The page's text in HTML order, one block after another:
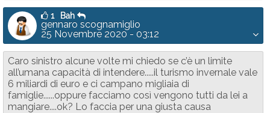
1 Bah
gennaro scognamiglio
25 Novembre 2020 - 03:12
Caro sinistro alcune volte mi chiedo se c’è un limite
all’umana capacità di intendere.....il turismo invernale vale
6 miliardi di euro e ci campano migliaia di
famiglie......oppure facciamo così vengono tutti da lei a
mangiare....ok? Lo faccia per una giusta causa